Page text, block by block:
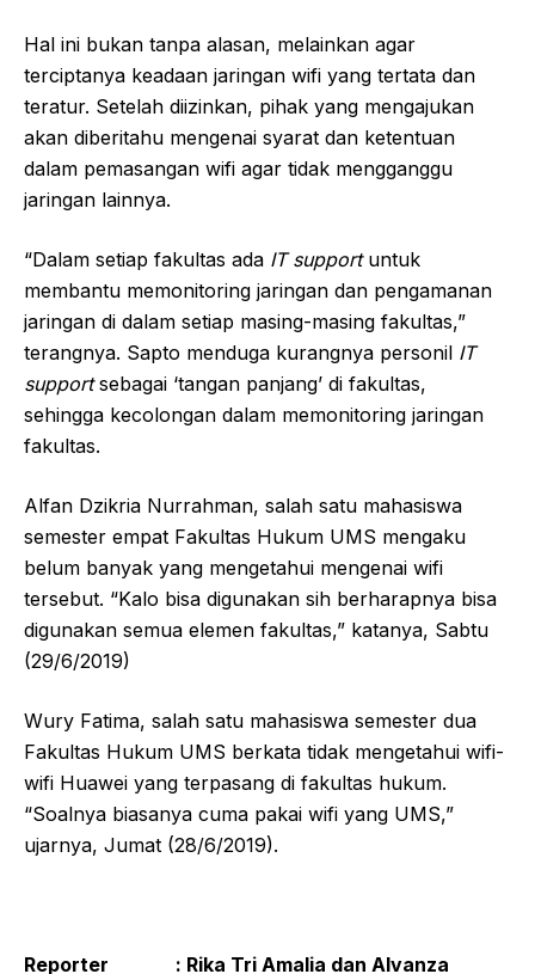
Hal ini bukan tanpa alasan, melainkan agar
terciptanya keadaan jaringan wifi yang tertata dan
teratur. Setelah diizinkan, pihak yang mengajukan
akan diberitahu mengenai syarat dan ketentuan
dalam pemasangan wifi agar tidak mengganggu
jaringan lainnya.
“Dalam setiap fakultas ada IT supportuntuk
membantu memonitoring jaringan dan pengamanan
jaringan di dalam setiap masing-masing fakultas,”
terangnya. Sapto menduga kurangnya personil IT
supportsebagai ‘tangan panjang’ di fakultas,
sehingga kecolongan dalam memonitoring jaringan
fakultas.
Alfan Dzikria Nurrahman, salah satu mahasiswa
semester empat Fakultas Hukum UMS mengaku
belum banyak yang mengetahui mengenai wifi
tersebut. “Kalo bisa digunakan sih berharapnya bisa
digunakan semua elemen fakultas,” katanya, Sabtu
(29/6/2019)
Wury Fatima, salah satu mahasiswa semester dua
Fakultas Hukum UMS berkata tidak mengetahui wifi-
wifi Huawei yang terpasang di fakultas hukum.
“Soalnya biasanya cuma pakai wifi yang UMS,”
ujarnya, Jumat (28/6/2019).
Reporter : Rika Tri Amalia dan Alvanza